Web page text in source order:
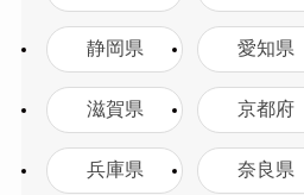
静岡県 愛知県
滋賀県 京都府
兵庫県 奈良県